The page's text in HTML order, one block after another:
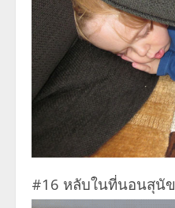
#16 หลับในที่นอนสุนัข